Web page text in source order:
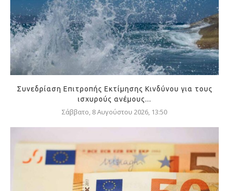
Συνεδρίαση Επιτροπής Εκτίμησης Κινδύνου για τους
ισχυρούς ανέμους...
Σάββατο, 8 Αυγούστου 2026, 13:50